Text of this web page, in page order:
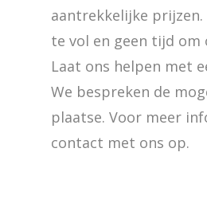
aantrekkelijke
te vol en geen tijd om
Laat ons helpen met
We bespreken de
plaatse. Voor meer
contact met ons op.